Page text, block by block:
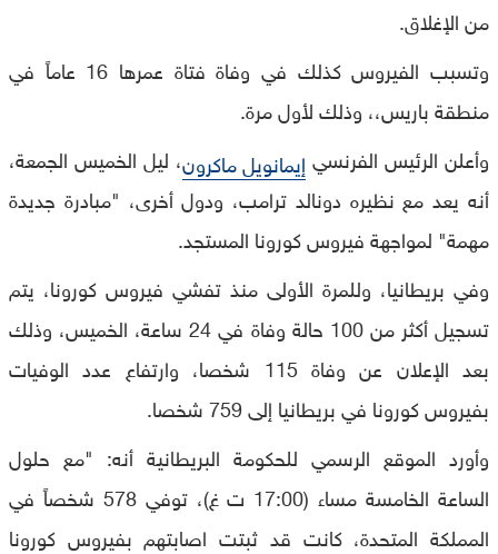
من الإغلاق.
وتسبب الفيروس كذلك في وفاة فتاة عمرها 16 عاماً في
منطقة باريس،، وذلك لأول مرة.
وأعلن الرئيس الفرنسي إيمانويل ماكرون، ليل الخميس الجمعة،
أنه يعد مع نظيره دونالد ترامب، ودول أخرى، "مبادرة جديدة
مهمة" لمواجهة فيروس كورونا المستجد.
وفي بريطانيا، وللمرة الأولى منذ تفشي فيروس كورونا، يتم
تسجيل أكثر من 100 حالة وفاة في 24 ساعة، الخميس، وذلك
بعد الإعلان عن وفاة 115 شخصا، وارتفاع عدد الوفيات
بفيروس كورونا في بريطانيا إلى 759 شخصا.
وأورد الموقع الرسمي للحكومة البريطانية أنه: "مع حلول
الساعة الخامسة مساء (17:00 ت غ)، توفي 578 شخصاً في
المملكة المتحدة، كانت قد ثبتت اصابتهم بفيروس كورونا